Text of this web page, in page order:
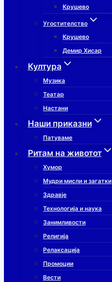
Крушево
Угостителство
Крушево
Демир Хисар
Култура
Музика
Театар
Настани
Наши приказни
Патуваме
Ритам на животот
Хумор
Мудри мисли и загатки
Здравје
Технологија и наука
Занимливости
Религија
Релаксација
Промоции
Вести